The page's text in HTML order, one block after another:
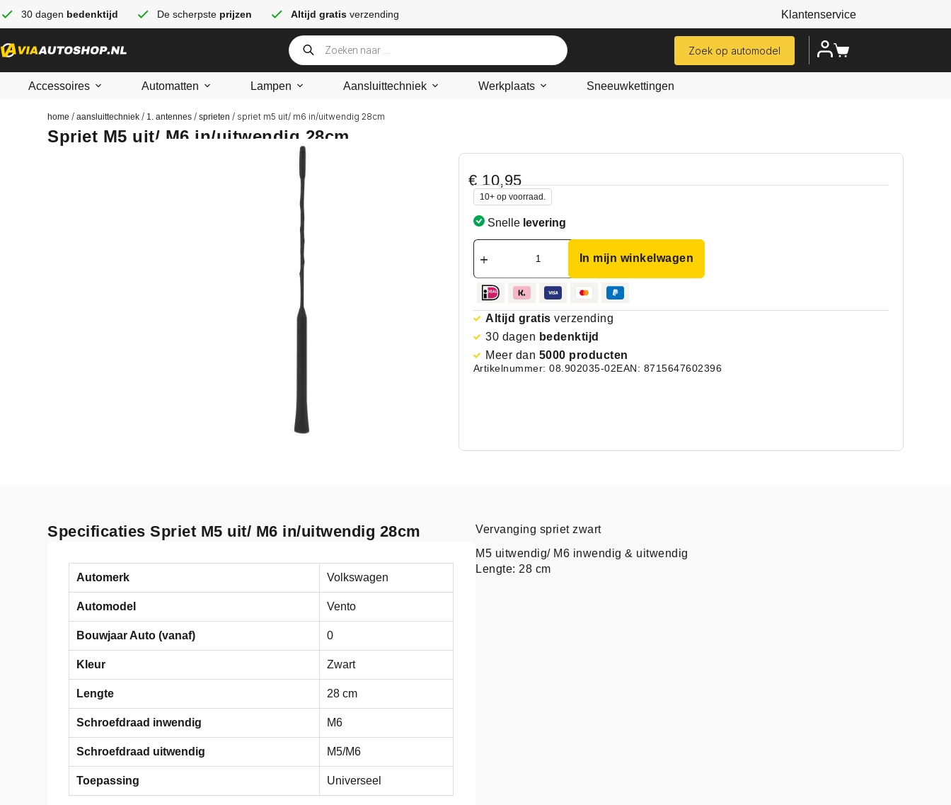
30 dagen bedenktijd De scherpste prijzen Altijd gratis verzending Klantenservice
Zoek op automodel
Accessoires Automatten Lampen Aansluittechniek Werkplaats Sneeuwkettingen
home /aansluittechniek / 1. antennes /sprieten / spriet m5 uit/ m6 in/uitwendig 28cm
Spriet M5 uit/ M6 in/uitwendig 28cm
€10,95
10+ op voorraad.
Snelle levering
In mijn winkelwagen
Altijd gratis verzending
30 dagen bedenktijd
Meer dan 5000 producten
Artikelnummer: 08.902035-02EAN: 8715647602396
Specificaties Spriet M5 uit/ M6 in/uitwendig 28cm
Automerk Volkswagen
Automodel Vento
Bouwjaar Auto (vanaf) 0
Kleur Zwart
Lengte 28 cm
Schroefdraad inwendig M6
Schroefdraad uitwendig M5/M6
Toepassing Universeel
Vervanging spriet zwart
M5 uitwendig/ M6 inwendig & uitwendig
Lengte: 28 cm